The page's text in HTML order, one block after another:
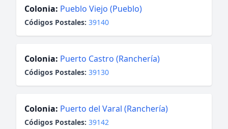
Colonia: Pueblo Viejo (Pueblo)
Códigos Postales: 39140
Colonia: Puerto Castro (Ranchería)
Códigos Postales: 39130
Colonia: Puerto del Varal (Ranchería)
Códigos Postales: 39142